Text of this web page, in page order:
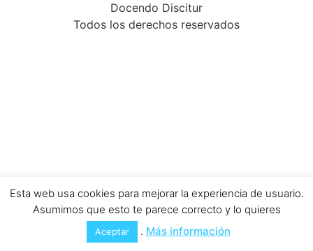
Docendo Discitur
Todos los derechos reservados
Esta web usa cookies para mejorar la experiencia de usuario.
Asumimos que esto te parece correcto y lo quieres
Aceptar . Más información